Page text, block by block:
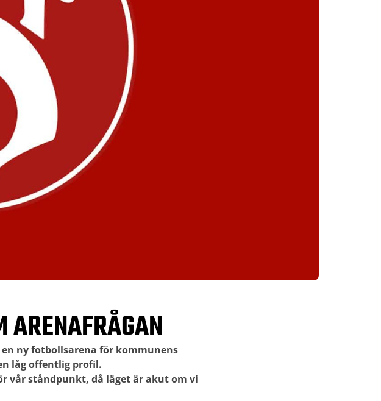
ARENAFRÅGAN
ny fotbollsarena för kommunens
låg offentlig profil.
vår ståndpunkt, då läget är akut om vi